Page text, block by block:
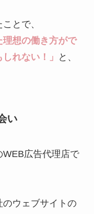
とで、
理想の働き方がで
れない！」
と、
い
広告代理店で
ウェブサイトの